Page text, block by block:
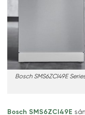
Bosch SMS6ZCI49E
Bosch SMS6ZCI49E